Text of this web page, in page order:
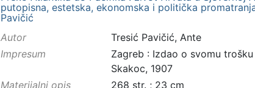
putopisna, estetska, ekonomska i politička
Pavičić
Autor
Tresić Pavičić, Ante
Impresum
Zagreb : Izdao o svomu
Skakoc, 1907
Materijalni opis
268 str. ; 23 cm